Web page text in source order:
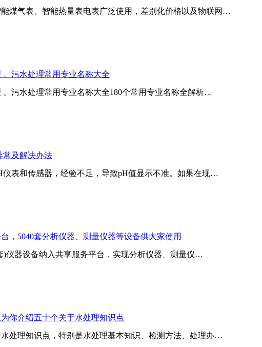
煤气表、智能热量表电表广泛使用，差别化价格以及物联网…
污水处理常用专业名称大全
、污水处理常用专业名称大全180个常用专业名称全解析…
常及解决办法
仪表和传感器，经验不足，导致pH值显示不准。如果在现…
，5040套分析仪器、测量仪器等设备供大家使用
)仪器设备纳入共享服务平台，实现分析仪器、测量仪…
你介绍五十个关于水处理知识点
处理知识点，特别是水处理基本知识、检测方法、处理办…